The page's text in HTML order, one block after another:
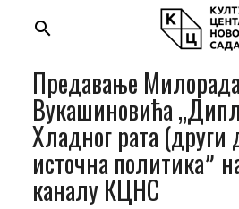
search
Предавање Милорада
Вукашиновића
Хладног рата (други
источна политикаˮ
каналу КЦНС